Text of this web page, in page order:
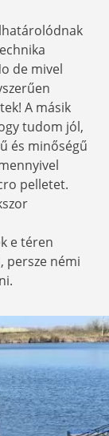
de mivel
A másik
tudom jól,
és minőségű
pelletet.
e téren
persze némi